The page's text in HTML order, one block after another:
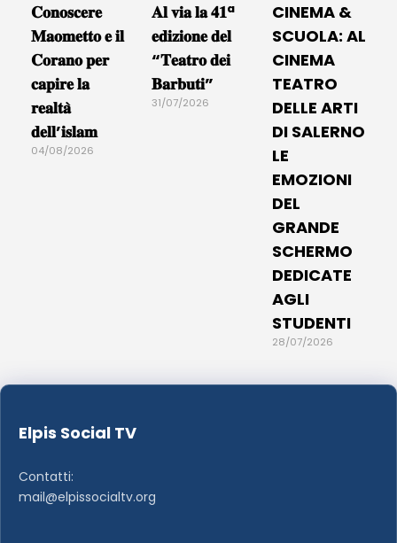
𝐂𝐨𝐧𝐨𝐬𝐜𝐞𝐫𝐞
𝐌𝐚𝐨𝐦𝐞𝐭𝐭𝐨 𝐞 𝐢𝐥
𝐂𝐨𝐫𝐚𝐧𝐨 𝐩𝐞𝐫
𝐜𝐚𝐩𝐢𝐫𝐞 𝐥𝐚
𝐫𝐞𝐚𝐥𝐭𝐚̀
𝐝𝐞𝐥𝐥’𝐢𝐬𝐥𝐚𝐦
04/08/2026
𝐀𝐥 𝐯𝐢𝐚 𝐥𝐚 𝟒𝟏ª
𝐞𝐝𝐢𝐳𝐢𝐨𝐧𝐞 𝐝𝐞𝐥
“𝐓𝐞𝐚𝐭𝐫𝐨 𝐝𝐞𝐢
𝐁𝐚𝐫𝐛𝐮𝐭𝐢”
31/07/2026
CINEMA &
SCUOLA: AL
CINEMA
TEATRO
DELLE ARTI
DI SALERNO
LE
EMOZIONI
DEL
GRANDE
SCHERMO
DEDICATE
AGLI
STUDENTI
28/07/2026
Elpis Social TV
Contatti:
mail@elpissocialtv.org